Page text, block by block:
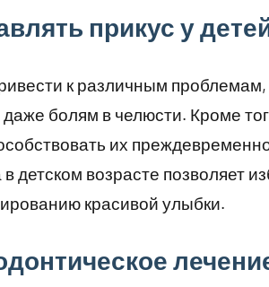
прикус у
к различным проблемам,
болям в челюсти. Кроме
их
детском возрасте позволяет
красивой улыбки.